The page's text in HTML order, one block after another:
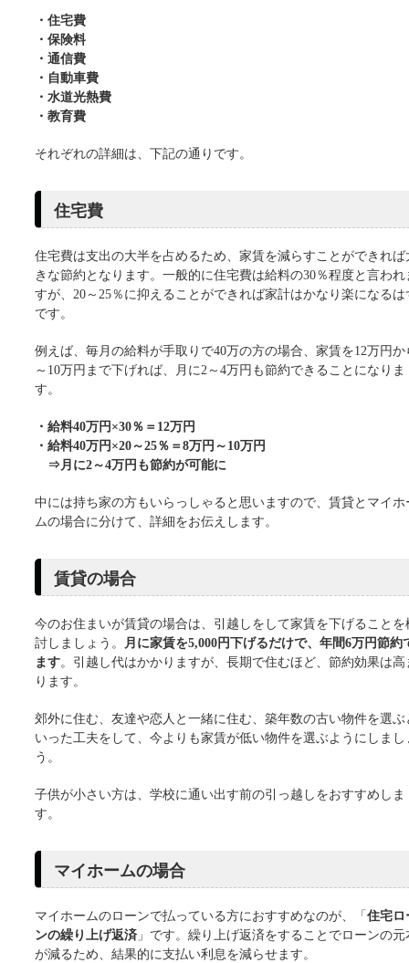
・住宅費
・保険料
・通信費
・自動車費
・水道光熱費
・教育費
それぞれの詳細は、下記の通りです。
住宅費
住宅費は支出の大半を占めるため、家賃を減らすことができれば
きな節約となります。一般的に住宅費は給料の30％程度と言われ
すが、20～25％に抑えることができれば家計はかなり楽になるは
です。
例えば、毎月の給料が手取りで40万の方の場合、家賃を12万円か
～10万円まで下げれば、月に2～4万円も節約できることになりま
す。
・給料40万円×30％＝12万円
・給料40万円×20～25％＝8万円～10万円
⇒月に2～4万円も節約が可能に
中には持ち家の方もいらっしゃると思いますので、賃貸とマイホ
ムの場合に分けて、詳細をお伝えします。
賃貸の場合
今のお住まいが賃貸の場合は、引越しをして家賃を下げることを
討しましょう。
月に家賃を5,000円下げるだけで、年間6万円節約
ます。引越し代はかかりますが、長期で住むほど、節約効果は高
ります。
郊外に住む、友達や恋人と一緒に住む、築年数の古い物件を選ぶ
いった工夫をして、今よりも家賃が低い物件を選ぶようにしまし
う。
子供が小さい方は、学校に通い出す前の引っ越しをおすすめしま
す。
マイホームの場合
マイホームのローンで払っている方におすすめなのが、「住宅ロ
ンの繰り上げ返済 」です。繰り上げ返済をすることでローンの元
が減るため、結果的に支払い利息を減らせます。